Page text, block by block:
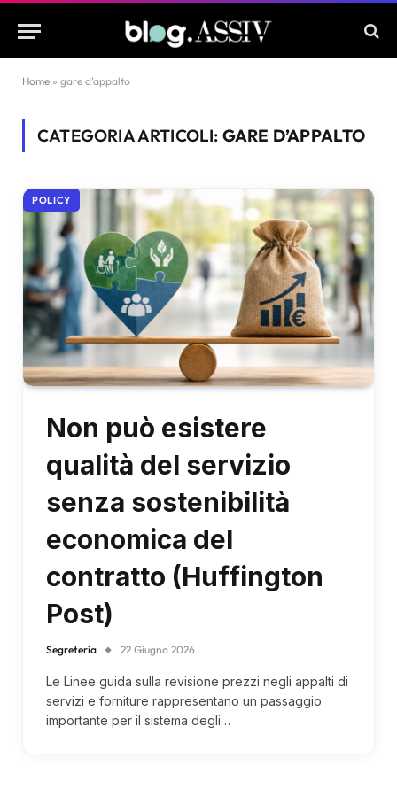
Home » gare d’appalto
CATEGORIA ARTICOLI: GARE D’APPALTO
POLICY
Non può esistere
qualità del servizio
senza sostenibilità
economica del
contratto (Huffington
Post)
Segreteria 22 Giugno 2026
Le Linee guida sulla revisione prezzi negli appalti di
servizi e forniture rappresentano un passaggio
importante per il sistema degli…